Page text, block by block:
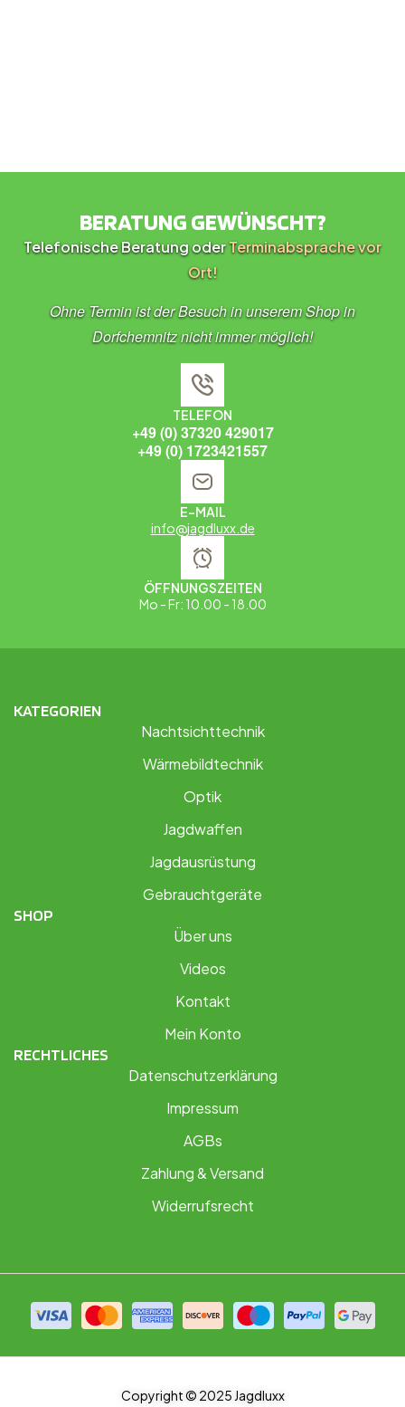
BERATUNG GEWÜNSCHT?
Telefonische Beratung oderTerminabsprache vor
Ort!
Ohne Termin ist der Besuch in unserem Shop in
Dorfchemnitz nicht immer möglich!
TELEFON
+49 (0) 37320 429017
+49 (0) 1723421557
E-MAIL
info@jagdluxx.de
ÖFFNUNGSZEITEN
Mo - Fr: 10.00 - 18.00
KATEGORIEN
Nachtsichttechnik
Wärmebildtechnik
Optik
Jagdwaffen
Jagdausrüstung
Gebrauchtgeräte
SHOP
Über uns
Videos
Kontakt
Mein Konto
RECHTLICHES
Datenschutzerklärung
Impressum
AGBs
Zahlung & Versand
Widerrufsrecht
Copyright © 2025 Jagdluxx